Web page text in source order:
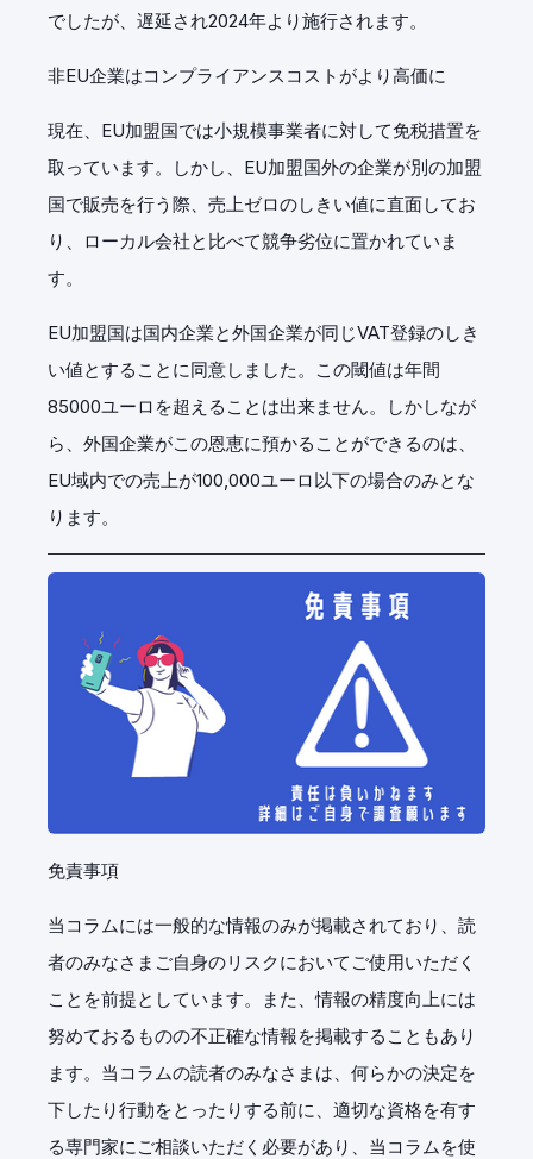
でしたが、遅延され2024年より施行されます。
非EU企業はコンプライアンスコストがより高価に
現在、EU加盟国では小規模事業者に対して免税措置を
取っています。しかし、EU加盟国外の企業が別の加盟
国で販売を行う際、売上ゼロのしきい値に直面してお
り、ローカル会社と比べて競争劣位に置かれていま
す。
EU加盟国は国内企業と外国企業が同じVAT登録のしき
い値とすることに同意しました。この閾値は年間
85000ユーロを超えることは出来ません。しかしなが
ら、外国企業がこの恩恵に預かることができるのは、
EU域内での売上が100,000ユーロ以下の場合のみとな
ります。
免責事項
当コラムには一般的な情報のみが掲載されており、読
者のみなさまご自身のリスクにおいてご使用いただく
ことを前提としています。また、情報の精度向上には
努めておるものの不正確な情報を掲載することもあり
ます。当コラムの読者のみなさまは、何らかの決定を
下したり行動をとったりする前に、適切な資格を有す
る専門家にご相談いただく必要があり、当コラムを使